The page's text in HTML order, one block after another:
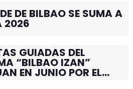
DE BILBAO SE SUMA A
2026
GUIADAS DEL
“BILBAO IZAN”
EN JUNIO POR EL